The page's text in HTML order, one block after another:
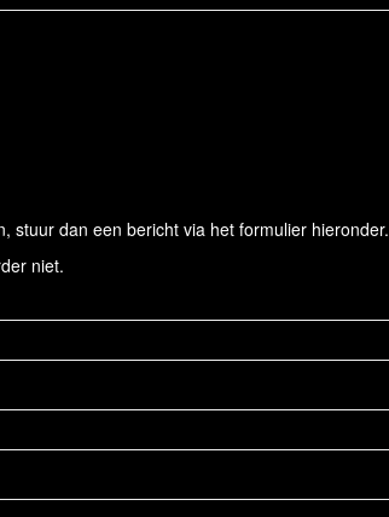
stuur dan een bericht via het formulier hieronder.
niet.